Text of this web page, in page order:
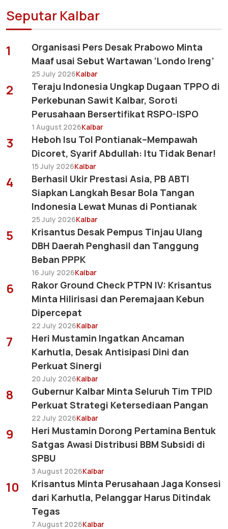
Seputar Kalbar
1
Organisasi Pers Desak Prabowo Minta
Maaf usai Sebut Wartawan ‘Londo Ireng’
25 July 2026Kalbar
2
Teraju Indonesia Ungkap Dugaan TPPO di
Perkebunan Sawit Kalbar, Soroti
Perusahaan Bersertifikat RSPO-ISPO
1 August 2026Kalbar
3
Heboh Isu Tol Pontianak–Mempawah
Dicoret, Syarif Abdullah: Itu Tidak Benar!
15 July 2026Kalbar
4
Berhasil Ukir Prestasi Asia, PB ABTI
Siapkan Langkah Besar Bola Tangan
Indonesia Lewat Munas di Pontianak
25 July 2026Kalbar
5
Krisantus Desak Pempus Tinjau Ulang
DBH Daerah Penghasil dan Tanggung
Beban PPPK
16 July 2026Kalbar
6
Rakor Ground Check PTPN IV: Krisantus
Minta Hilirisasi dan Peremajaan Kebun
Dipercepat
22 July 2026Kalbar
7
Heri Mustamin Ingatkan Ancaman
Karhutla, Desak Antisipasi Dini dan
Perkuat Sinergi
20 July 2026Kalbar
8
Gubernur Kalbar Minta Seluruh Tim TPID
Perkuat Strategi Ketersediaan Pangan
22 July 2026Kalbar
9
Heri Mustamin Dorong Pertamina Bentuk
Satgas Awasi Distribusi BBM Subsidi di
SPBU
3 August 2026Kalbar
10
Krisantus Minta Perusahaan Jaga Konsesi
dari Karhutla, Pelanggar Harus Ditindak
Tegas
7 August 2026Kalbar